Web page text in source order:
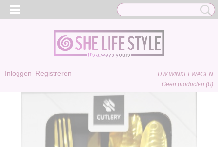
Inloggen Registreren
UW WINKELWAGEN
Geen producten (0)